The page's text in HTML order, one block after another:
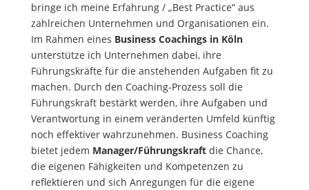
bringe ich meine Erfahrung / „Best Practice“ aus
zahlreichen Unternehmen und Organisationen ein.
Im Rahmen eines Business Coachings in Köln
unterstütze ich Unternehmen dabei, ihre
Führungskräfte für die anstehenden Aufgaben fit zu
machen. Durch den Coaching-Prozess soll die
Führungskraft bestärkt werden, ihre Aufgaben und
Verantwortung in einem veränderten Umfeld künftig
noch effektiver wahrzunehmen. Business Coaching
bietet jedem Manager/Führungskraftdie Chance,
die eigenen Fähigkeiten und Kompetenzen zu
reflektieren und sich Anregungen für die eigene